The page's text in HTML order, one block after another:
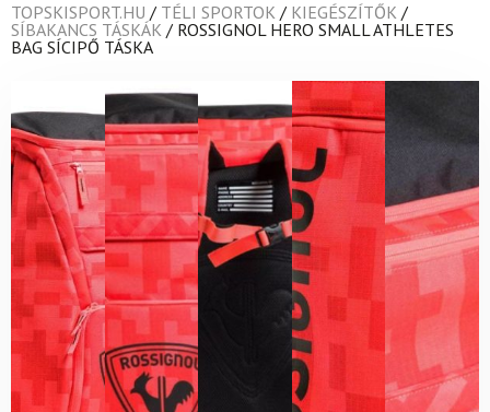
TOPSKISPORT.HU / TÉLI SPORTOK / KIEGÉSZÍTŐK /
SÍBAKANCS TÁSKÁK / ROSSIGNOL HERO SMALL ATHLETES
BAG SÍCIPŐ TÁSKA